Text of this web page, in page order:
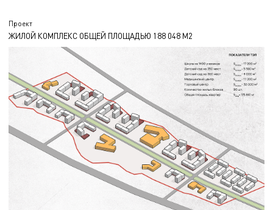
Проект
ЖИЛОЙ КОМПЛЕКС ОБЩЕЙ ПЛОЩАДЬЮ 188 048 М2